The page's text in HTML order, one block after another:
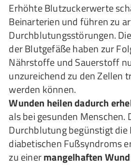
Erhöhte Blutzuckerwerte
Beinarterien und führen zu
Durchblutungsstörungen.
der Blutgefäße haben zur
Nährstoffe und Sauerstoff
unzureichend zu den Zellen
werden können.
Wunden heilen dadurch
als bei gesunden Menschen.
Durchblutung begünstigt die
diabetischen Fußsyndroms
zu einermangelhaften